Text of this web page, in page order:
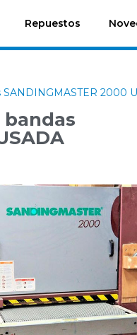
Repuestos
SANDINGMASTER 2000